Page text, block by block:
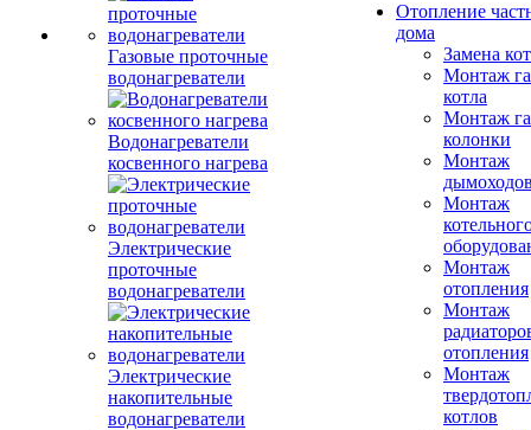
Газовые проточные
водонагреватели
Водонагреватели
косвенного нагрева
Электрические
проточные
водонагреватели
Электрические
накопительные
водонагреватели
Отопление
дома
Замена
Монтаж
котла
Монтаж
колонки
Монтаж
Монтаж
Монтаж
отопления
Монтаж
отопления
Монтаж
котлов